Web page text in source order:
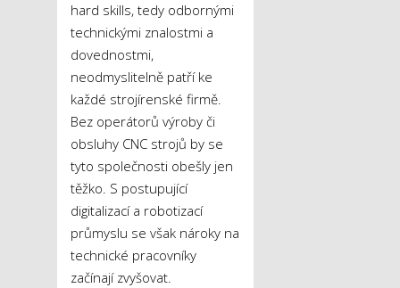
hard skills, tedy odbornými
technickými znalostmi a
dovednostmi,
neodmyslitelně patří ke
každé strojírenské firmě.
Bez operátorů výroby či
obsluhy CNC strojů by se
tyto společnosti obešly jen
těžko. S postupující
digitalizací a robotizací
průmyslu se však nároky na
technické pracovníky
začínají zvyšovat.